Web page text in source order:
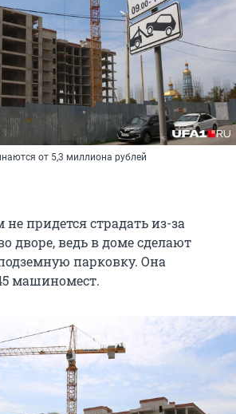
от 5,3 миллиона рублей
придется страдать из-за
дворе, ведь в доме сделают
парковку. Она
машиномест.